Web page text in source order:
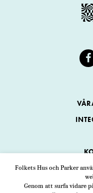
Folkets Hus och Parker
Genom att surfa vidare